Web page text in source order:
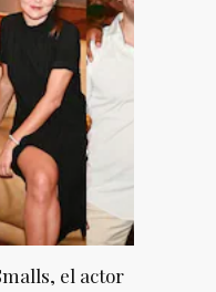
el actor